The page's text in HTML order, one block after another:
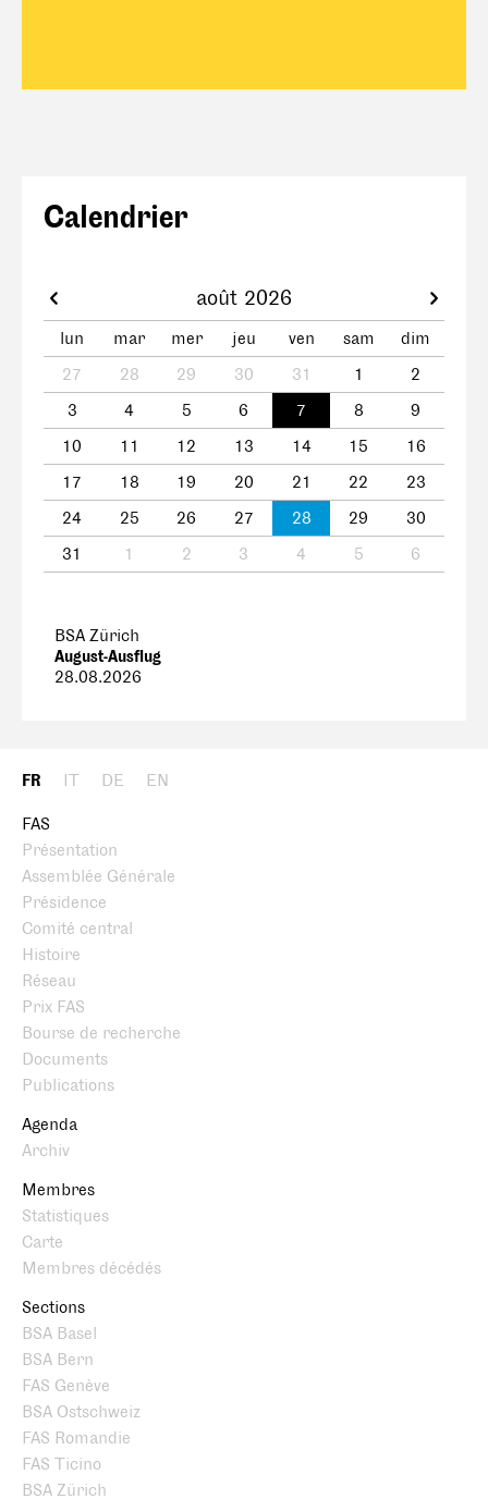
Calendrier
août 2026
lun mar mer jeu ven sam
dim
27
28 29 30 31 1
2
3
4 5 6 7 8
9
10
11 12 13 14 15
16
17
18 19 20 21 22
23
24
25 26 27 28 29
30
31
1 2 3 4 5 6
BSA Zürich
August-Ausflug
28.08.2026
FR IT DE EN
FAS
Présentation
Assemblée Générale
Présidence
Comité central
Histoire
Réseau
Prix FAS
Bourse de recherche
Documents
Publications
Agenda
Archiv
Membres
Statistiques
Carte
Membres décédés
Sections
BSA Basel
BSA Bern
FAS Genève
BSA Ostschweiz
FAS Romandie
FAS Ticino
BSA Zürich